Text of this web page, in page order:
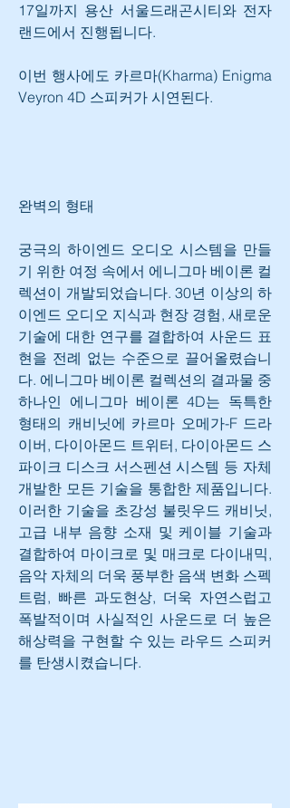
17일까지 용산 서울드래곤시티와 전자
랜드에서 진행됩니다.
이번 행사에도 카르마(Kharma) Enigma
Veyron 4D 스피커가 시연된다.
완벽의 형태
궁극의 하이엔드 오디오 시스템을 만들
기 위한 여정 속에서 에니그마 베이론 컬
렉션이 개발되었습니다. 30년 이상의 하
이엔드 오디오 지식과 현장 경험, 새로운
기술에 대한 연구를 결합하여 사운드 표
현을 전례 없는 수준으로 끌어올렸습니
다. 에니그마 베이론 컬렉션의 결과물 중
하나인 에니그마 베이론 4D는 독특한
형태의 캐비닛에 카르마 오메가-F 드라
이버, 다이아몬드 트위터, 다이아몬드 스
파이크 디스크 서스펜션 시스템 등 자체
개발한 모든 기술을 통합한 제품입니다.
이러한 기술을 초강성 불릿우드 캐비닛,
고급 내부 음향 소재 및 케이블 기술과
결합하여 마이크로 및 매크로 다이내믹,
음악 자체의 더욱 풍부한 음색 변화 스펙
트럼, 빠른 과도현상, 더욱 자연스럽고
폭발적이며 사실적인 사운드로 더 높은
해상력을 구현할 수 있는 라우드 스피커
를 탄생시켰습니다.